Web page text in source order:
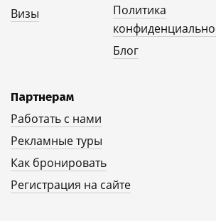
Визы
Политика
Блог
Партнерам
Работать с нами
Рекламные туры
Как бронировать
Регистрация на сайте